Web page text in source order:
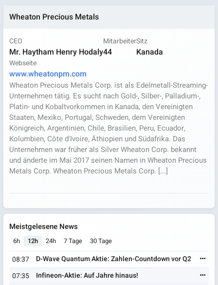
Wheaton Precious Metals
CEO
Mr. Haytham Henry Hodaly
Mitarbeiter
44
Sitz
Kanada
Webseite
www.wheatonpm.com
Wheaton Precious Metals Corp. ist als Edelmetall-Streaming-
Unternehmen tätig. Es sucht nach Gold-, Silber-, Palladium-,
Platin- und Kobaltvorkommen in Kanada, den Vereinigten
Staaten, Mexiko, Portugal, Schweden, dem Vereinigten
Königreich, Argentinien, Chile, Brasilien, Peru, Ecuador,
Kolumbien, Côte d'Ivoire, Äthiopien und Südafrika. Das
Unternehmen war früher als Silver Wheaton Corp. bekannt
und änderte im Mai 2017 seinen Namen in Wheaton Precious
Metals Corp. Wheaton Precious Metals Corp. [...]
Meistgelesene News
6h 12h 24h 7 Tage 30 Tage
08:37
D-Wave Quantum Aktie: Zahlen-Countdown vor Q2
07:35
Infineon-Aktie: Auf Jahre hinaus!